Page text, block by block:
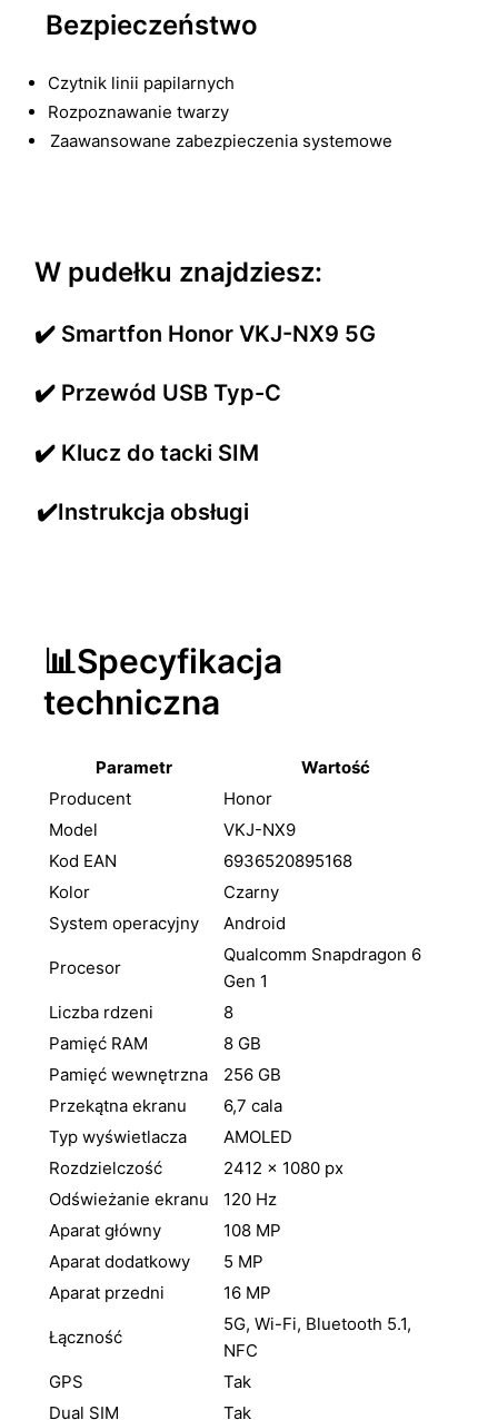
Bezpieczeństwo
Czytnik linii papilarnych
Rozpoznawanie twarzy
Zaawansowane zabezpieczenia systemowe
W pudełku znajdziesz:
✔️ Smartfon Honor VKJ-NX9 5G
✔️ Przewód USB Typ-C
✔️ Klucz do tacki SIM
✔️Instrukcja obsługi
📊Specyfikacja
techniczna
Parametr
Wartość
Producent
Honor
Model
VKJ-NX9
Kod EAN
6936520895168
Kolor
Czarny
System operacyjny
Android
Procesor
Qualcomm Snapdragon 6
Gen 1
Liczba rdzeni
8
Pamięć RAM
8 GB
Pamięć wewnętrzna
256 GB
Przekątna ekranu
6,7 cala
Typ wyświetlacza
AMOLED
Rozdzielczość
2412 × 1080 px
Odświeżanie ekranu
120 Hz
Aparat główny
108 MP
Aparat dodatkowy
5 MP
Aparat przedni
16 MP
Łączność
5G, Wi-Fi, Bluetooth 5.1,
NFC
GPS
Tak
Dual SIM
Tak